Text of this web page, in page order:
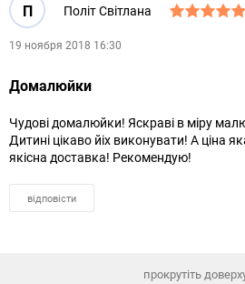
П Полiт Свiтлана
19 ноября 2018 16:30
Домалюйки
Чудовi домалюйки! Яскравi в мiру
Дитинi цiкаво йiх виконувати! А цiна
якiсна доставка! Рекомендую!
відповісти
прокрутіть